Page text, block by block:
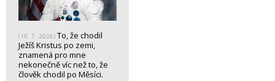
(19. 7. 2026) To, že chodil
Ježíš Kristus po zemi,
znamená pro mne
nekonečně víc než to, že
člověk chodil po Měsíci.